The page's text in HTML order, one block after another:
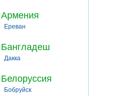
Армения
Ереван
Бангладеш
Дакка
Белоруссия
Бобруйск